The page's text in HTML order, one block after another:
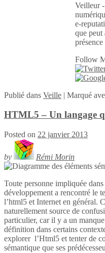
Veilleur
e-
que peut
Follow
Publié dans Veille | Marqué
HTML5 – Un langage
Posted on 22 janvier 2013
by Rémi Morin
Toute personne impliquée
développement a rencontré le
l’html5 et Internet en général.
naturellement source de
particulier, car il y a un
définition dans certains
explorer l’Html5 et tenter de
sémantique que ses